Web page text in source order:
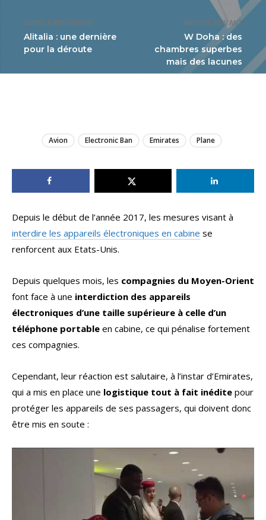
ARTICLE PRÉCÉDENT
Alitalia : une dernière
pour la déroute
ARTICLE SUIVANT
W Doha : des
chambres superbes
mais des lacunes
Avion Electronic Ban Emirates Plane
Depuis le début de l’année 2017, les mesures visant à
interdire les appareils électroniques en cabine se
renforcent aux Etats-Unis.
Depuis quelques mois, les compagnies du Moyen-Orient
font face à une interdiction des appareils
électroniques d’une taille supérieure à celle d’un
téléphone portable en cabine, ce qui pénalise fortement
ces compagnies.
Cependant, leur réaction est salutaire, à l’instar d’Emirates,
qui a mis en place une logistique tout à fait inédite pour
protéger les appareils de ses passagers, qui doivent donc
être mis en soute :